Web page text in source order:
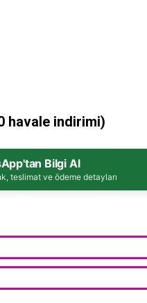
havale indirimi)
Bilgi Al
teslimat ve ödeme detayları